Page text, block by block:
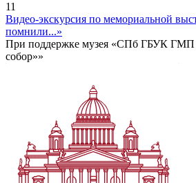
11
Видео-экскурсия по мемориальной
помнили...»
При поддержке музея «СПб ГБУК ГМП
собор»»